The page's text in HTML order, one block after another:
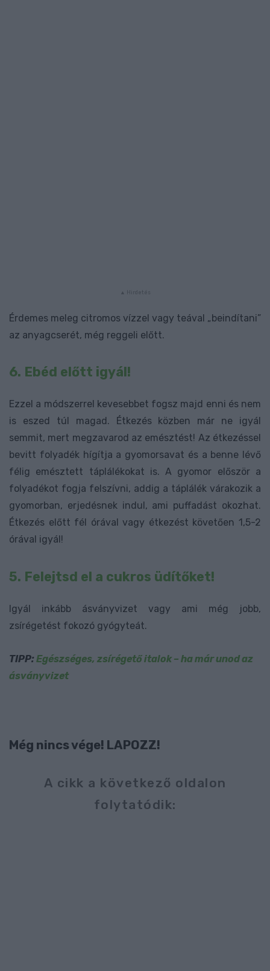
Érdemes meleg citromos vízzel vagy teával „beindítani”
az anyagcserét, még reggeli előtt.
6. Ebéd előtt igyál!
Ezzel a módszerrel kevesebbet fogsz majd enni és nem
is eszed túl magad. Étkezés közben már ne igyál
semmit, mert megzavarod az emésztést! Az étkezéssel
bevitt folyadék hígítja a gyomorsavat és a benne lévő
félig emésztett táplálékokat is. A gyomor először a
folyadékot fogja felszívni, addig a táplálék várakozik a
gyomorban, erjedésnek indul, ami puffadást okozhat.
Étkezés előtt fél órával vagy étkezést követően 1,5-2
órával igyál!
5. Felejtsd el a cukros üdítőket!
Igyál inkább ásványvizet vagy ami még jobb,
zsírégetést fokozó gyógyteát.
TIPP: Egészséges, zsírégető italok – ha már unod az
ásványvizet
Még nincs vége! LAPOZZ!
A cikk a következő oldalon
folytatódik: